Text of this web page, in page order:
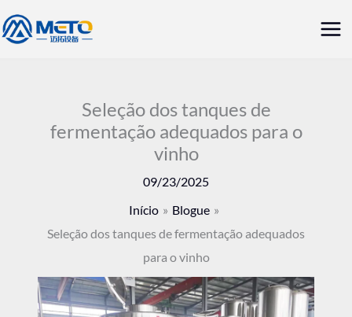
Saltar
para
Seleção dos tanques de
fermentação adequados para o
vinho
09/23/2025
Início
Blogue
Seleção dos tanques de fermentação adequados
para o vinho